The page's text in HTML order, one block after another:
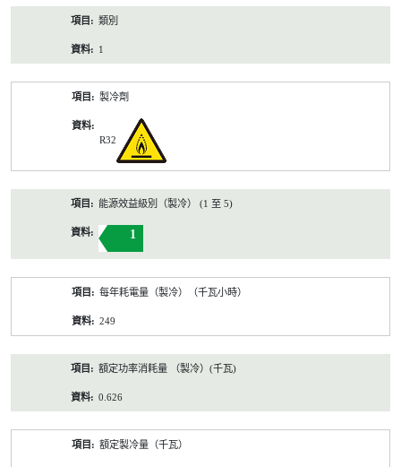
類別
1
製冷劑
R32
能源效益級別（製冷） (1 至 5)
1
每年耗電量（製冷）（千瓦小時）
249
額定功率消耗量 （製冷）(千瓦)
0.626
額定製冷量（千瓦）